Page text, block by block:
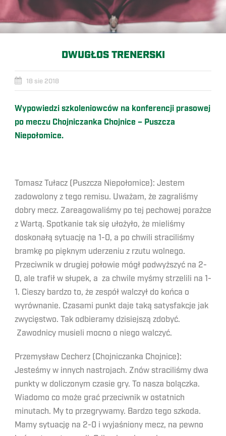
DWUGŁOS TRENERSKI
18 sie 2018
Wypowiedzi szkoleniowców na konferencji prasowej
po meczu Chojniczanka Chojnice – Puszcza
Niepołomice.
Tomasz Tułacz (Puszcza Niepołomice): Jestem
zadowolony z tego remisu. Uważam, że zagraliśmy
dobry mecz. Zareagowaliśmy po tej pechowej porażce
z Wartą. Spotkanie tak się ułożyło, że mieliśmy
doskonałą sytuację na 1-0, a po chwili straciliśmy
bramkę po pięknym uderzeniu z rzutu wolnego.
Przeciwnik w drugiej połowie mógł podwyższyć na 2-
0, ale trafił w słupek, a za chwile myśmy strzelili na 1-
1. Cieszy bardzo to, że zespół walczył do końca o
wyrównanie. Czasami punkt daje taką satysfakcje jak
zwycięstwo. Tak odbieramy dzisiejszą zdobyć.
Zawodnicy musieli mocno o niego walczyć.
Przemysław Cecherz (Chojniczanka Chojnice):
Jesteśmy w innych nastrojach. Znów straciliśmy dwa
punkty w doliczonym czasie gry. To nasza bolączka.
Wiadomo co może grać przeciwnik w ostatnich
minutach. My to przegrywamy. Bardzo tego szkoda.
Mamy sytuację na 2-0 i wyjaśniony mecz, na pewno